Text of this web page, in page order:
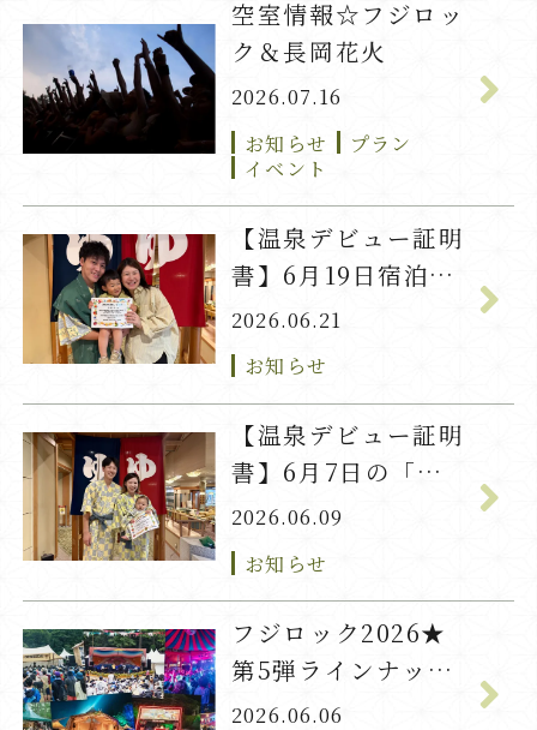
空室情報☆フジロッ
ク＆長岡花火
2026.07.16
お知らせ
プラン
イベント
【温泉デビュー証明
書】6月19日宿泊
「ちかげ」君
2026.06.21
お知らせ
【温泉デビュー証明
書】6月7日の「れ
の」君
2026.06.09
お知らせ
フジロック2026★
第5弾ラインナップ
発表！
2026.06.06